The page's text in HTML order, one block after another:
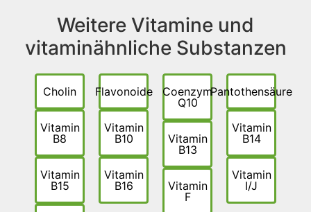
Weitere Vitamine und
vitaminähnliche Substanzen
Cholin
Vitamin
B8
Vitamin
B15
Flavonoide
Vitamin
B10
Vitamin
B16
Coenzym
Q10
Vitamin
B13
Vitamin
F
Pantothensäure
Vitamin
B14
Vitamin
I/J